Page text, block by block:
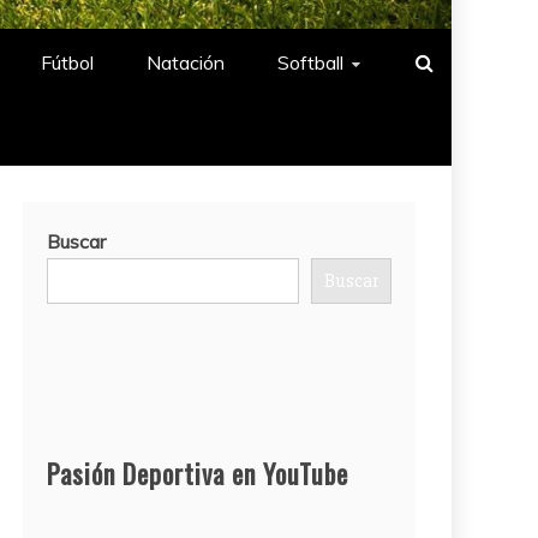
Fútbol Natación​ Softball​
Buscar
Buscar
Pasión Deportiva en YouTube